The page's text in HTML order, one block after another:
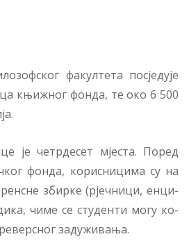
фа­кул­те­та по­сје­ду­је
књи­жног фон­да, те око 6 500
је че­тр­де­сет мје­ста. По­ред
фон­да, ко­ри­сни­ци­ма су на
збир­ке (рјеч­ни­ци, ен­ци­
чи­ме се сту­ден­ти мо­гу ко­
за­ду­жи­ва­ња.